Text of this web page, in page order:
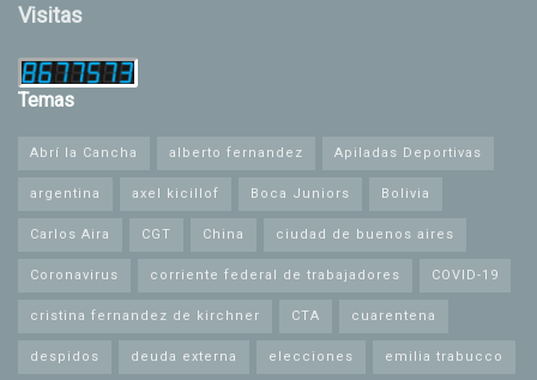
Visitas
Temas
Abrí la Cancha alberto fernandez Apiladas Deportivas
argentina axel kicillof Boca Juniors Bolivia
Carlos Aira CGT China ciudad de buenos aires
Coronavirus corriente federal de trabajadores COVID-19
cristina fernandez de kirchner CTA cuarentena
despidos deuda externa elecciones emilia trabucco